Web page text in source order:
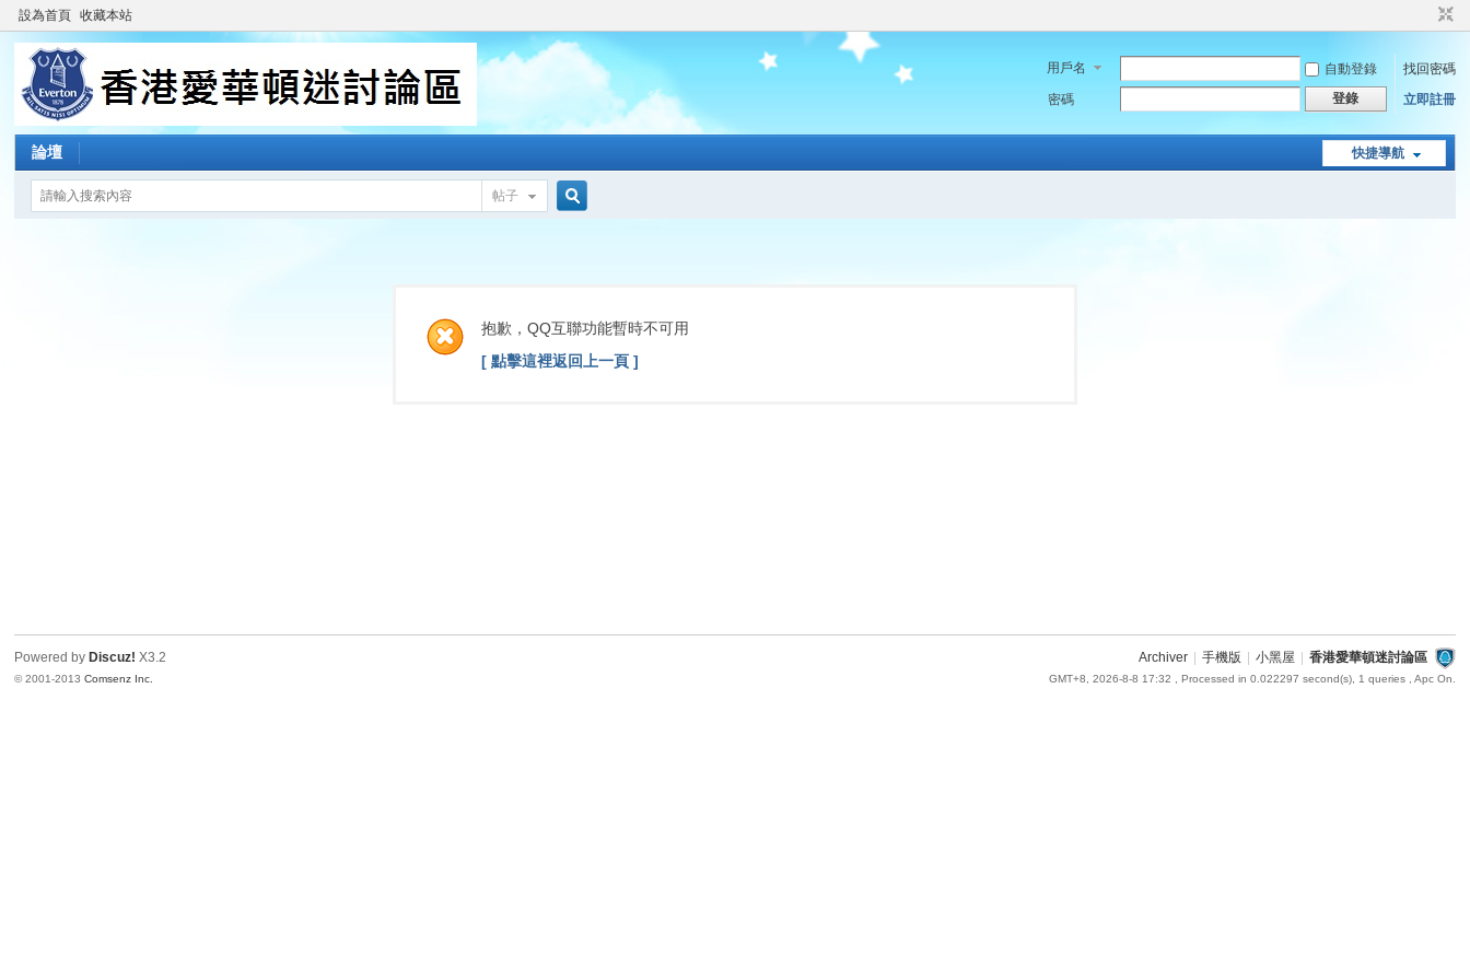
設為首頁 收藏本站
用戶名 自動登錄
找回密碼
密碼
登錄 立即註冊
快捷導航
論壇
帖子
索
抱歉，QQ互聯功能暫時不可用
[ 點擊這裡返回上一頁 ]
Archiver 手機版 小黑屋 香港愛華頓迷討論區
GMT+8, 2026-8-8 17:32 , Processed in 0.022297 second(s), 1 queries , Apc On.
Powered by Discuz! X3.2
© 2001-2013Comsenz Inc.